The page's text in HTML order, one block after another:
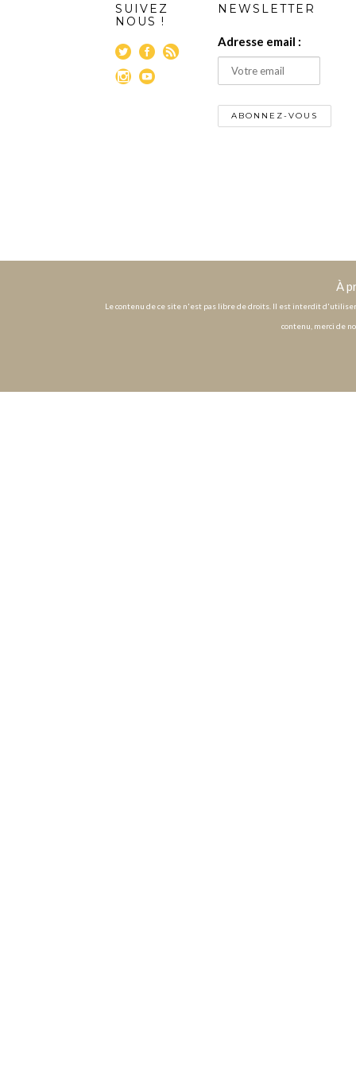
SUIVEZ
NOUS !
NEWSLETTER
Adresse email :
À
Le contenu de ce site n'est pas libre de droits. Il est interdit
contenu, merci de